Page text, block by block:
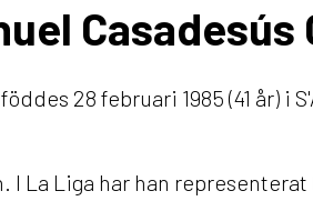
Casadesús
föddes 28 februari 1985 (41 år) i
La Liga har han representerat